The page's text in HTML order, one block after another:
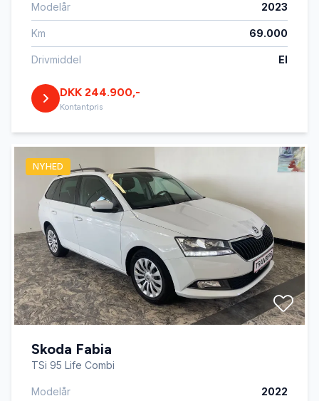
Modelår 2023
Km 69.000
Drivmiddel El
DKK 244.900,-
Kontantpris
NYHED
Skoda Fabia
TSi 95 Life Combi
Modelår 2022